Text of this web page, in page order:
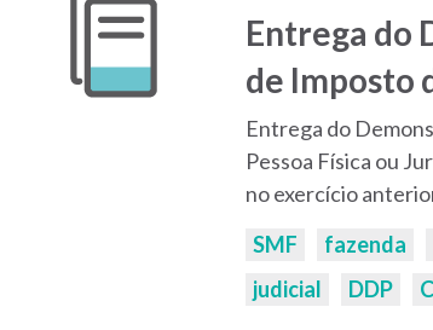
Entrega do
de Imposto
Entrega do
Pessoa Física ou
no exercício
Palavras-
chaves:
SMF fazenda
judicial
DDP